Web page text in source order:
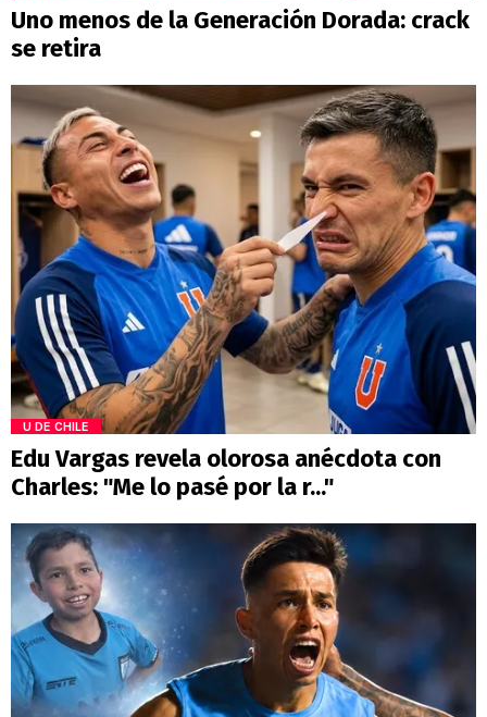
Uno menos de la Generación Dorada: crack
se retira
U DE CHILE
Edu Vargas revela olorosa anécdota con
Charles: "Me lo pasé por la r..."